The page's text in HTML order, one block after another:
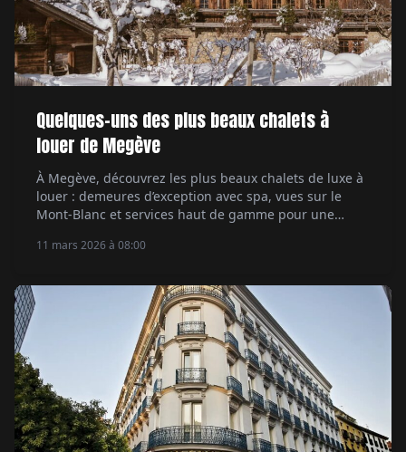
Quelques-uns des plus beaux chalets à
louer de Megève
À Megève, découvrez les plus beaux chalets de luxe à
louer : demeures d’exception avec spa, vues sur le
Mont-Blanc et services haut de gamme pour une
11 mars 2026 à 08:00